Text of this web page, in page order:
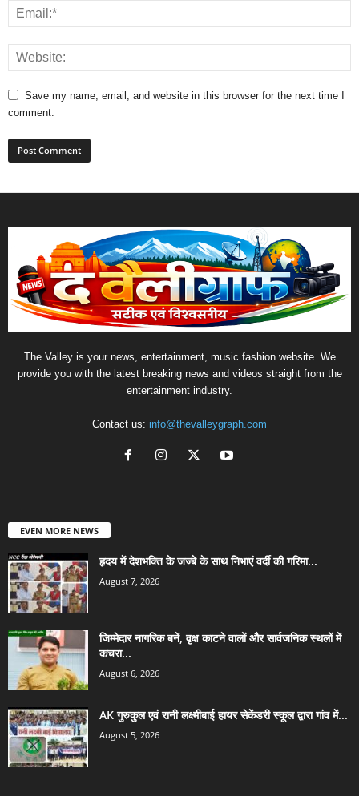
Save my name, email, and website in this browser for the next time I
comment.
The Valley is your news, entertainment, music fashion website. We
provide you with the latest breaking news and videos straight from the
entertainment industry.
Contact us: info@thevalleygraph.com
EVEN MORE NEWS
हृदय में देशभक्ति के जज्बे के साथ निभाएं वर्दी की गरिमा...
August 7, 2026
जिम्मेदार नागरिक बनें, वृक्ष काटने वालों और सार्वजनिक स्थलों में
कचरा...
August 6, 2026
AK गुरुकुल एवं रानी लक्ष्मीबाई हायर सेकेंडरी स्कूल द्वारा गांव में...
August 5, 2026